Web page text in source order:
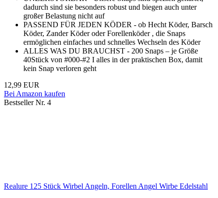
dadurch sind sie besonders robust und biegen auch unter
großer Belastung nicht auf
PASSEND FÜR JEDEN KÖDER - ob Hecht Köder, Barsch
Köder, Zander Köder oder Forellenköder , die Snaps
ermöglichen einfaches und schnelles Wechseln des Köder
ALLES WAS DU BRAUCHST - 200 Snaps – je Größe
40Stück von #000-#2 I alles in der praktischen Box, damit
kein Snap verloren geht
12,99 EUR
Bei Amazon kaufen
Bestseller Nr. 4
Realure 125 Stück Wirbel Angeln, Forellen Angel Wirbe Edelstahl